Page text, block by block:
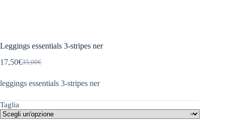
Leggings essentials 3-stripes ner
35,00€
Il
originale
35,00€.
17,50€Il
attuale
17,50€.
leggings essentials 3-stripes ner
Taglia